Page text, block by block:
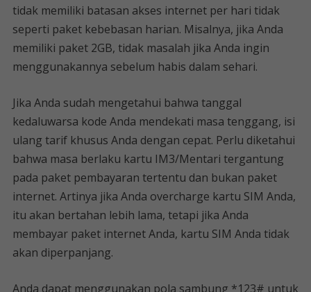
tidak memiliki batasan akses internet per hari tidak
seperti paket kebebasan harian. Misalnya, jika Anda
memiliki paket 2GB, tidak masalah jika Anda ingin
menggunakannya sebelum habis dalam sehari.
Jika Anda sudah mengetahui bahwa tanggal
kedaluwarsa kode Anda mendekati masa tenggang, isi
ulang tarif khusus Anda dengan cepat. Perlu diketahui
bahwa masa berlaku kartu IM3/Mentari tergantung
pada paket pembayaran tertentu dan bukan paket
internet. Artinya jika Anda overcharge kartu SIM Anda,
itu akan bertahan lebih lama, tetapi jika Anda
membayar paket internet Anda, kartu SIM Anda tidak
akan diperpanjang.
Anda dapat menggunakan pola sambung *123# untuk